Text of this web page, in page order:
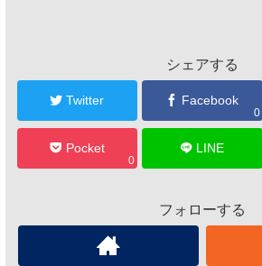
シェアする
Twitter Facebook
0
Pocket
0
LINE
フォローする